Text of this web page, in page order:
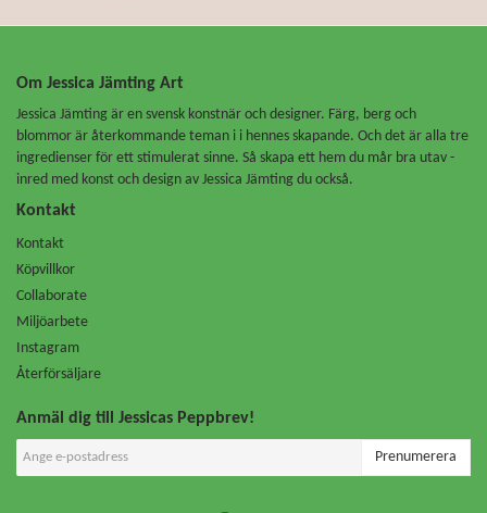
Om Jessica Jämting Art
Jessica Jämting är en svensk konstnär och designer. Färg, berg och
blommor är återkommande teman i i hennes skapande. Och det är alla tre
ingredienser för ett stimulerat sinne. Så skapa ett hem du mår bra utav -
inred med konst och design av Jessica Jämting du också.
Kontakt
Kontakt
Köpvillkor
Collaborate
Miljöarbete
Instagram
Återförsäljare
Anmäl dig till Jessicas Peppbrev!
Prenumerera